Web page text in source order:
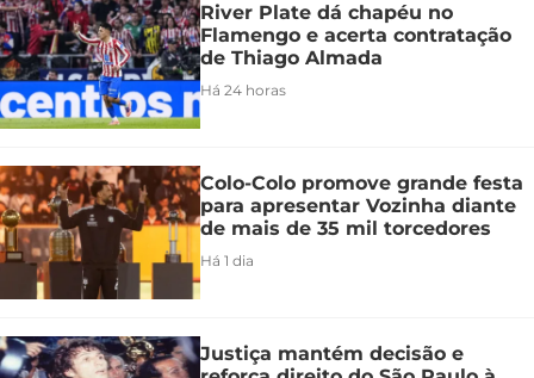
River Plate dá chapéu no
Flamengo e acerta contratação
de Thiago Almada
Há 24 horas
Colo-Colo promove grande festa
para apresentar Vozinha diante
de mais de 35 mil torcedores
Há 1 dia
Justiça mantém decisão e